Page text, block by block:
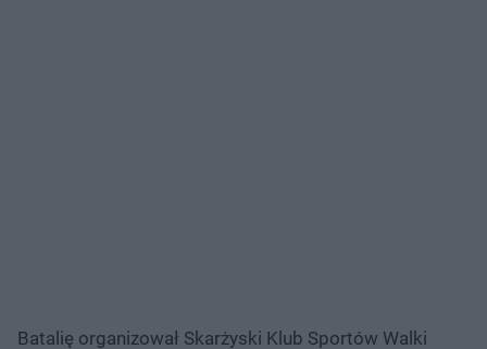
Batalię organizował Skarżyski Klub Sportów Walki